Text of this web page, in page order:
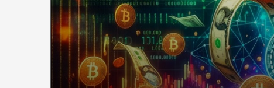
BITCOIN HABERLERI